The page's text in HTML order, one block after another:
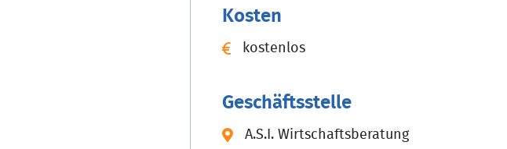
Kosten
kostenlos
Geschäftsstelle
A.S.I. Wirtschaftsberatung